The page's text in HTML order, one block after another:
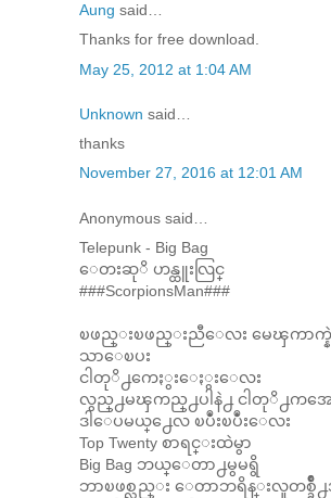
Aung said…
Thanks for free download.
May 25, 2012 at 1:04 AM
Unknown said…
thanks
November 27, 2016 at 12:01 AM
Anonymous said…
Telepunk - Big Bag
ေတးဆုိ ဟန္ထူးလြင္
###ScorpionsMan###
ၿဖည္းၿဖည္းညီေလး မေၾကာက္
သာေၿပး
ငါတုိ႕ကေႏွးေႏွးေလး
လွည္႕မၾကည္႕ပါနဲ႕ ငါတုိ႕ကအေ
ဒါေပမယ္႕ေလ ၿပဳံးၿပဳံးေလး
Top Twenty စာရင္းထဲမွာ
Big Bag ဘယ္ေတာ႕မွမရွိ
ဘာၿဖစ္လည္း ေတာဘရိန္းလူတစ္ခ်ဳိ